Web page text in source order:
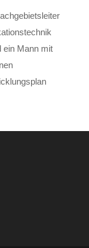
ein Mann mit